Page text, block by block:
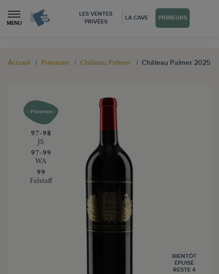
MENU
LES VENTES
PRIVÉES
LA CAVE PRIMEURS
Accueil Primeurs Château Palmer Château Palmer 2025
‍97-98
JS
‍97-99
WA
‍99
Falstaff
BIENTÔT
ÉPUISÉ
RESTE 4